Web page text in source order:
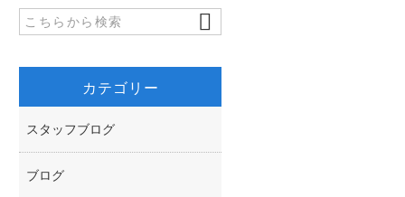
カテゴリー
スタッフブログ
ブログ